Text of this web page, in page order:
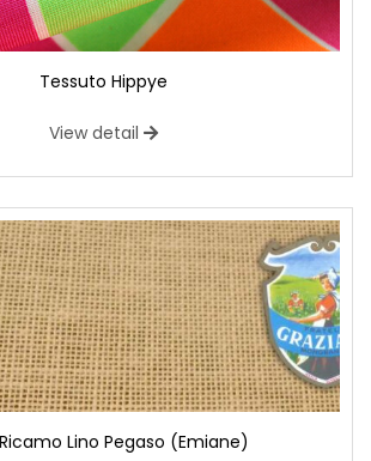
Tessuto Hippye
View detail
Lino Pegaso (Emiane)